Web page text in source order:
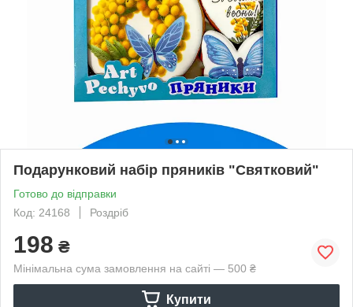
Подарунковий набір пряників "Святковий"
Готово до відправки
Код: 24168
Роздріб
198 ₴
Мінімальна сума замовлення на сайті — 500 ₴
Купити